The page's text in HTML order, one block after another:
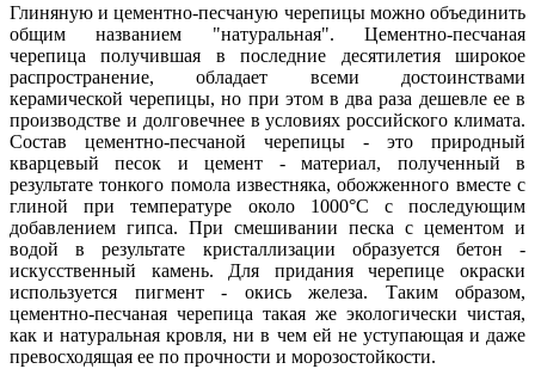
Глиняную и цементно-песчаную черепицы можно объединить
общим названием "натуральная". Цементно-песчаная
черепица получившая в последние десятилетия широкое
распространение, обладает всеми достоинствами
керамической черепицы, но при этом в два раза дешевле ее в
производстве и долговечнее в условиях российского климата.
Состав цементно-песчаной черепицы - это природный
кварцевый песок и цемент - материал, полученный в
результате тонкого помола известняка, обожженного вместе с
глиной при температуре около 1000°С с последующим
добавлением гипса. При смешивании песка с цементом и
водой в результате кристаллизации образуется бетон -
искусственный камень. Для придания черепице окраски
используется пигмент - окись железа. Таким образом,
цементно-песчаная черепица такая же экологически чистая,
как и натуральная кровля, ни в чем ей не уступающая и даже
превосходящая ее по прочности и морозостойкости.